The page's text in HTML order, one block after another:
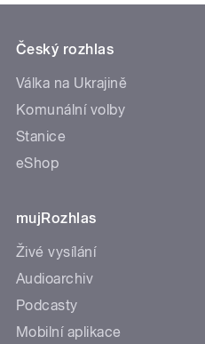
Český rozhlas
Válka na Ukrajině
Komunální volby
Stanice
eShop
mujRozhlas
Živé vysílání
Audioarchiv
Podcasty
Mobilní aplikace